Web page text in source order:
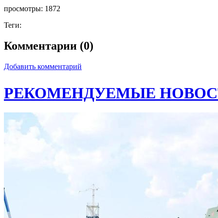
просмотры: 1872
Теги:
Комментарии (0)
Добавить комментарий
РЕКОМЕНДУЕМЫЕ